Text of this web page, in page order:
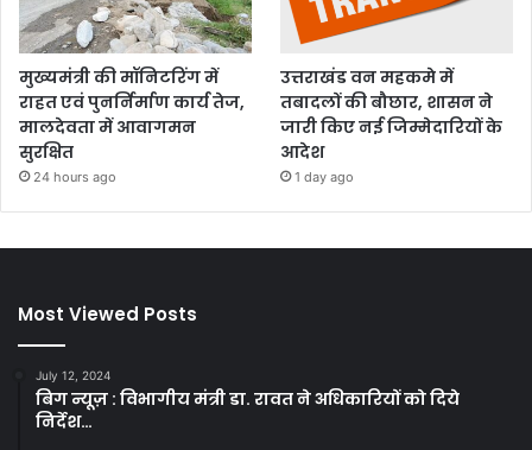
मुख्यमंत्री की मॉनिटरिंग में
राहत एवं पुनर्निर्माण कार्य तेज,
मालदेवता में आवागमन
सुरक्षित
24 hours ago
उत्तराखंड वन महकमे में
तबादलों की बौछार, शासन ने
जारी किए नई जिम्मेदारियों के
आदेश
1 day ago
Most Viewed Posts
July 12, 2024
बिग न्यूज़ : विभागीय मंत्री डा. रावत ने अधिकारियों को दिये
निर्देश…